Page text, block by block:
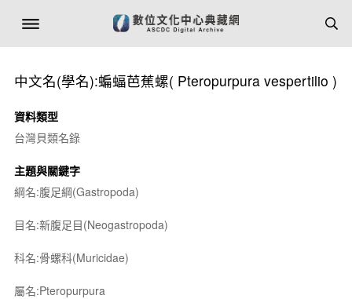
中文名(學名):蝙蝠芭蕉螺( Pteropurpura vespertilio )
資料類型
台灣貝類名錄
主題與關鍵字
綱名:腹足綱(Gastropoda)
目名:新腹足目(Neogastropoda)
科名:骨螺科(Muricidae)
屬名:Pteropurpura